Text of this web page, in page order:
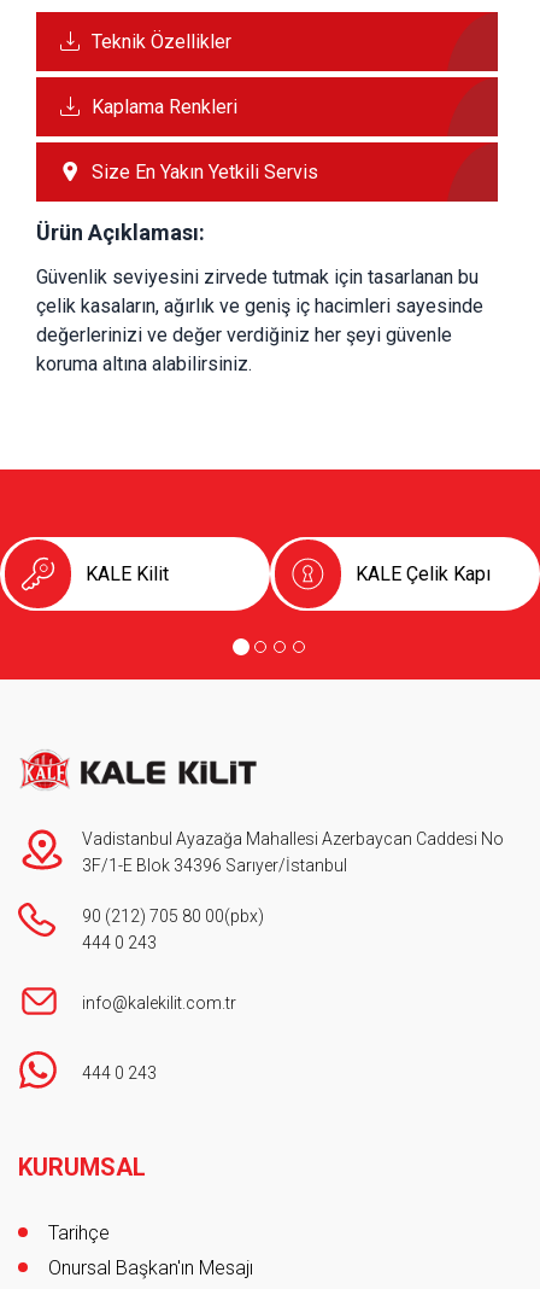
Teknik Özellikler
Kaplama Renkleri
Size En Yakın Yetkili Servis
Ürün Açıklaması:
Güvenlik seviyesini zirvede tutmak için tasarlanan bu
çelik kasaların, ağırlık ve geniş iç hacimleri sayesinde
değerlerinizi ve değer verdiğiniz her şeyi güvenle
koruma altına alabilirsiniz.
KALE Kilit KALE Çelik Kapı
Vadistanbul Ayazağa Mahallesi Azerbaycan Caddesi No
3F/1-E Blok 34396 Sarıyer/İstanbul
90 (212) 705 80 00(pbx)
444 0 243
info@kalekilit.com.tr
444 0 243
KURUMSAL
Tarihçe
Onursal Başkan'ın Mesajı